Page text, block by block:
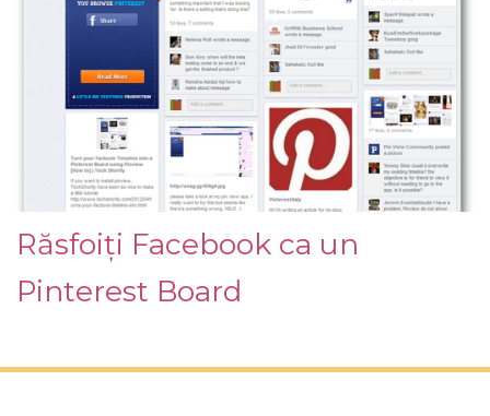
Răsfoiți Facebook ca un
Pinterest Board